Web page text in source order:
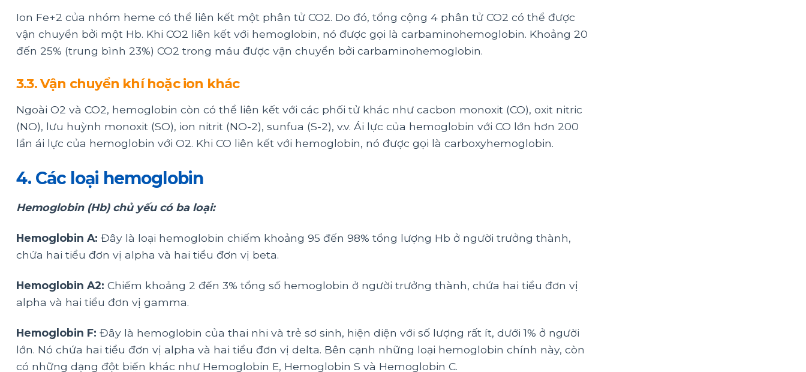
Ion Fe+2 của nhóm heme có thể liên kết một phân tử CO2. Do đó, tổng cộng 4 phân tử CO2 có thể được
vận chuyển bởi một Hb. Khi CO2 liên kết với hemoglobin, nó được gọi là carbaminohemoglobin. Khoảng 20
đến 25% (trung bình 23%) CO2 trong máu được vận chuyển bởi carbaminohemoglobin.
3.3. Vận chuyển khí hoặc ion khác
Ngoài O2 và CO2, hemoglobin còn có thể liên kết với các phối tử khác như cacbon monoxit (CO), oxit nitric
(NO), lưu huỳnh monoxit (SO), ion nitrit (NO-2), sunfua (S-2), v.v. Ái lực của hemoglobin với CO lớn hơn 200
lần ái lực của hemoglobin với O2. Khi CO liên kết với hemoglobin, nó được gọi là carboxyhemoglobin.
4. Các loại hemoglobin
Hemoglobin (Hb) chủ yếu có ba loại:
Hemoglobin A: Đây là loại hemoglobin chiếm khoảng 95 đến 98% tổng lượng Hb ở người trưởng thành,
chứa hai tiểu đơn vị alpha và hai tiểu đơn vị beta.
Hemoglobin A2: Chiếm khoảng 2 đến 3% tổng số hemoglobin ở người trưởng thành, chứa hai tiểu đơn vị
alpha và hai tiểu đơn vị gamma.
Hemoglobin F: Đây là hemoglobin của thai nhi và trẻ sơ sinh, hiện diện với số lượng rất ít, dưới 1% ở người
lớn. Nó chứa hai tiểu đơn vị alpha và hai tiểu đơn vị delta. Bên cạnh những loại hemoglobin chính này, còn
có những dạng đột biến khác như Hemoglobin E, Hemoglobin S và Hemoglobin C.